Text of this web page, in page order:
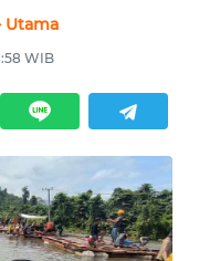
Utama
WIB